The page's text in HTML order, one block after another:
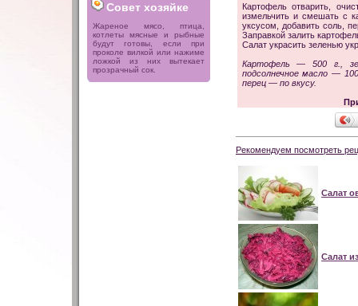
Совет хозяйке
Жареное мясо, птица,
котлеты мясные и рыбные
будут готовы, если при
проколе вилкой или нажиме
ложкой из них вытекает
прозрачный сок.
Картофель отварить,
измельчить и смешать с
уксусом, добавить соль,
Заправкой залить
Салат украсить зеленью
Картофель — 500 г.,
подсолнечное масло —
перец — по вкусу.
Рекомендуем посмотреть
Салат
Салат